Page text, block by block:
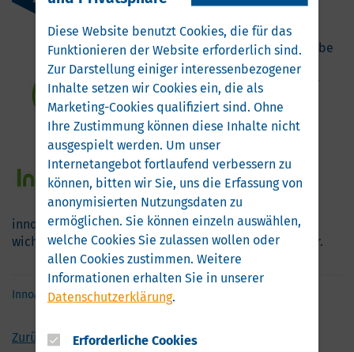
In der zweiten Ausgabe
des Newsletters
informieren wir über
neu eingegangene
Kooperationen, die
innovative Forellenzuchtanlage K-2 in Lebork und
wichtige Termine für die Branche. Lesen Siehier mehr.
InnoAquatech
Zurück
Diese Website benutzt Cookies, die für das
Funktionieren der Website erforderlich sind.
Zur Darstellung einiger interessenbezogener
Inhalte setzen wir Cookies ein, die als
Marketing-Cookies qualifiziert sind. Ohne
Ihre Zustimmung können diese Inhalte nicht
ausgespielt werden. Um unser
Internetangebot fortlaufend verbessern zu
können, bitten wir Sie, uns die Erfassung von
anonymisierten Nutzungsdaten zu
ermöglichen. Sie können einzeln auswählen,
welche Cookies Sie zulassen wollen oder
allen Cookies zustimmen. Weitere
Informationen erhalten Sie in unserer
Datenschutzerklärung.
Erforderliche Cookies